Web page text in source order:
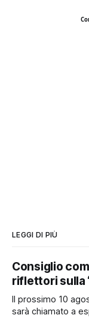
LEGGI DI PIÙ
Consiglio
riflettori sulla
Il prossimo 10
sarà chiamato a